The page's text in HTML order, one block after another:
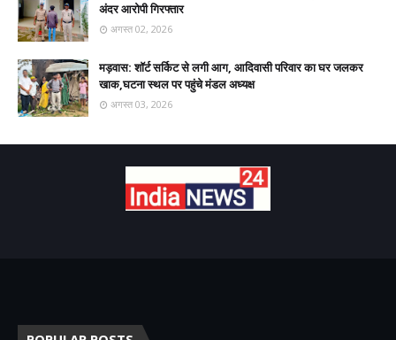
अंदर आरोपी गिरफ्तार
अगस्त 02, 2026
मड़वास: शॉर्ट सर्किट से लगी आग, आदिवासी परिवार का घर जलकर
खाक,घटना स्थल पर पहुंचे मंडल अध्यक्ष
अगस्त 03, 2026